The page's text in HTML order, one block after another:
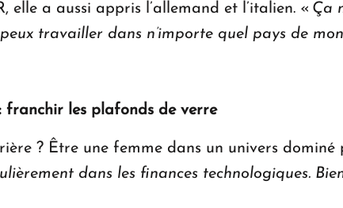
elle a aussi appris l’allemand et l’italien. « Ça
travailler dans n’importe quel pays de
franchir les plafonds de verre
? Être une femme dans un univers dominé
dans les finances technologiques.